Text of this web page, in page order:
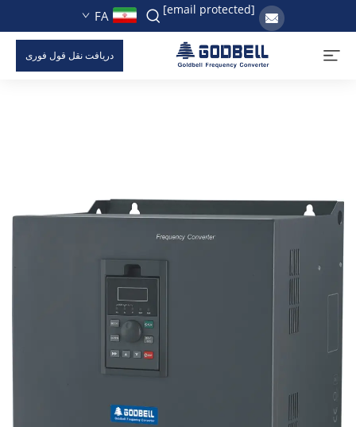
[email protected]
FA
دریافت نقل قول فوری